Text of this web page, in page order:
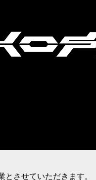
させていただきます。